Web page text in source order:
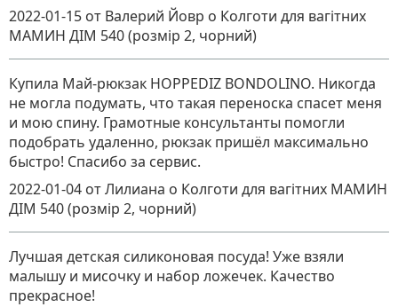
2022-01-15 от Валерий Йовр о Колготи для вагітних
МАМИН ДІМ 540 (розмір 2, чорний)
Купила Май-рюкзак HOPPEDIZ BONDOLINO. Никогда
не могла подумать, что такая переноска спасет меня
и мою спину. Грамотные консультанты помогли
подобрать удаленно, рюкзак пришёл максимально
быстро! Спасибо за сервис.
2022-01-04 от Лилиана о Колготи для вагітних МАМИН
ДІМ 540 (розмір 2, чорний)
Лучшая детская силиконовая посуда! Уже взяли
малышу и мисочку и набор ложечек. Качество
прекрасное!